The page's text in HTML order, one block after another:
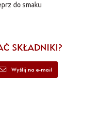
do smaku
SKŁADNIKI?
Wyślij na e-mail